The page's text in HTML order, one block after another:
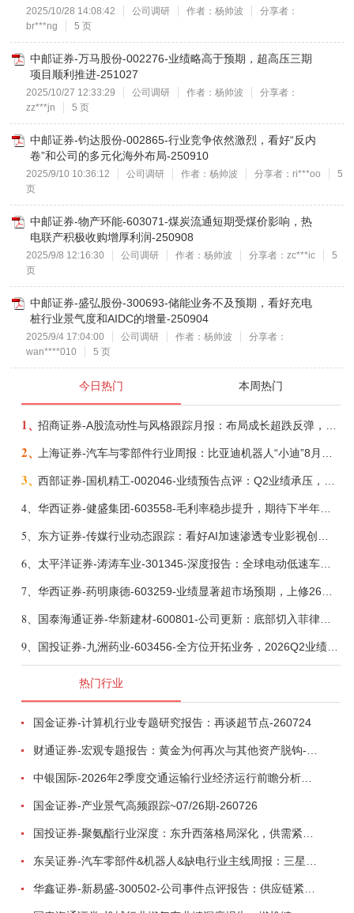
2025/10/28 14:08:42 公司调研 作者：杨帅波
分享者：
br***ng
5 页
中邮证券-万马股份-002276-业绩略高于预期，超高压三期
项目顺利推进-251027
2025/10/27 12:33:29 公司调研 作者：杨帅波
分享者：
zz***jn
5 页
中邮证券-钧达股份-002865-行业竞争依然激烈，看好“反内
卷”和公司的多元化海外布局-250910
2025/9/10 10:36:12 公司调研 作者：杨帅波 分享者：ri***oo
5
页
中邮证券-物产环能-603071-煤炭流通短期受煤价影响，热
电联产积极收购增厚利润-250908
2025/9/8 12:16:30 公司调研 作者：杨帅波 分享者：zc***ic
5
页
中邮证券-盛弘股份-300693-储能业务不及预期，看好充电
桩行业景气度和AIDC的增量-250904
2025/9/4 17:04:00 公司调研 作者：杨帅波
分享者：
wan****010
5 页
今日热门 本周热门
1、
2、
3、
4、 华西证券-健盛集团-603558-毛利率稳步提升，期待下半年无缝加速-260804
5、
6、 太平洋证券-涛涛车业-301345-深度报告：全球电动低速车龙头，掘金户外休闲黄金赛道-260730
7、
8、 国泰海通证券-华新建材-600801-公司更新：底部切入菲律宾市场，出海进程加快-260805
9、 国投证券-九洲药业-603456-全方位开拓业务，2026Q2业绩实现环比改善-260804
热门行业
国金证券-计算机行业专题研究报告：再谈超节点-260724
中银国际-2026年2季度交通运输行业经济运行前瞻分析：地缘冲突致航运和航空景气度分化，交通基础设施板块总体呈现稳健特征-260724
国金证券-产业景气高频跟踪~07/26期-260726